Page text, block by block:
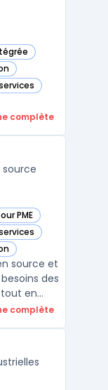
complète
source
PME
source et
des
tout en
et
complète